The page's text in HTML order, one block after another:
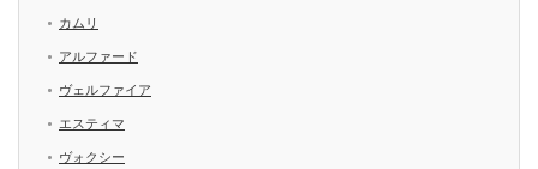
カムリ
アルファード
ヴェルファイア
エスティマ
ヴォクシー